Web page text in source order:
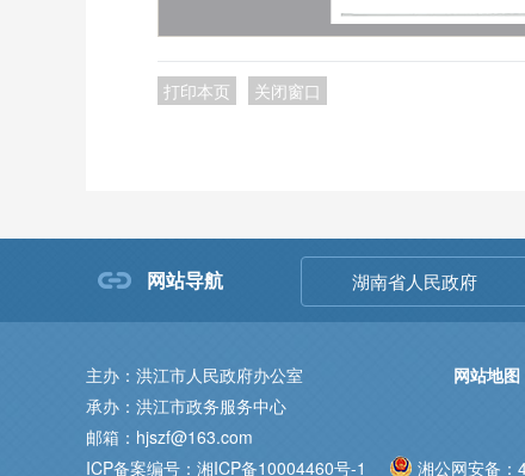
打印本页 关闭窗口
网站导航 湖南省人民政府
主办：洪江市人民政府办公室
承办：洪江市政务服务中心
邮箱：hjszf@163.com
ICP备案编号：湘ICP备10004460号-1
湘公网安备
网站地图